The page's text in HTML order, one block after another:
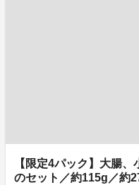
【限定4パック】大腸
のセット／約115g／約